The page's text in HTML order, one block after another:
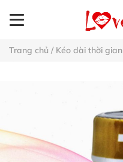
Trang chủ / Kéo dài thời gian